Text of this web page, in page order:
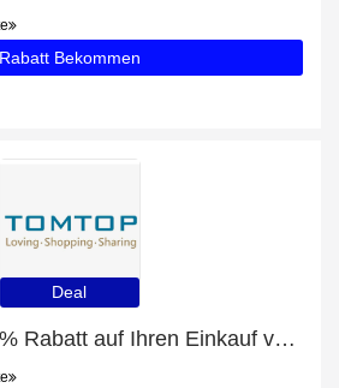
Rabatt Bekommen
Deal
Genießen Sie 59% Rabatt auf Ihren Einkauf von Wohnzimmermöbel, ausschließlich online